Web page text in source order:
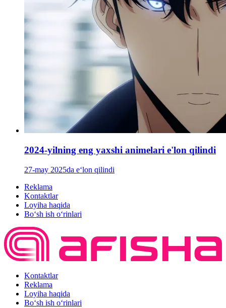
2024-yilning eng yaxshi animelari e'lon qilindi
27-may 2025da e‘lon qilindi
Reklama
Kontaktlar
Loyiha haqida
Bo‘sh ish o‘rinlari
Kontaktlar
Reklama
Loyiha haqida
Bo‘sh ish o‘rinlari